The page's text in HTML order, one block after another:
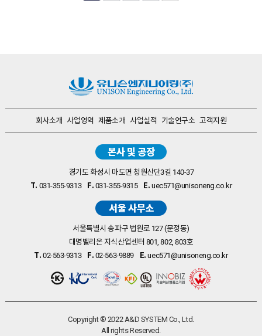
회사소개 사업영역 제품소개 사업실적 기술연구소 고객지원
경기도 화성시 마도면 청원산단3길 140-37
T. 031-355-9313 F. 031-355-9315 E. uec571@unisoneng.co.kr
서울특별시 송파구 법원로 127 (문정동)
대명벨리온 지식산업센터 801, 802, 803호
T. 02-563-9313 F. 02-563-9889 E. uec571@unisoneng.co.kr
Copyright ® 2022 A&D SYSTEM Co., Ltd.
All rights Reserved.